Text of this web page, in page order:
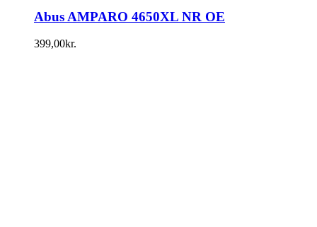
Abus AMPARO 4650XL NR OE
399,00kr.